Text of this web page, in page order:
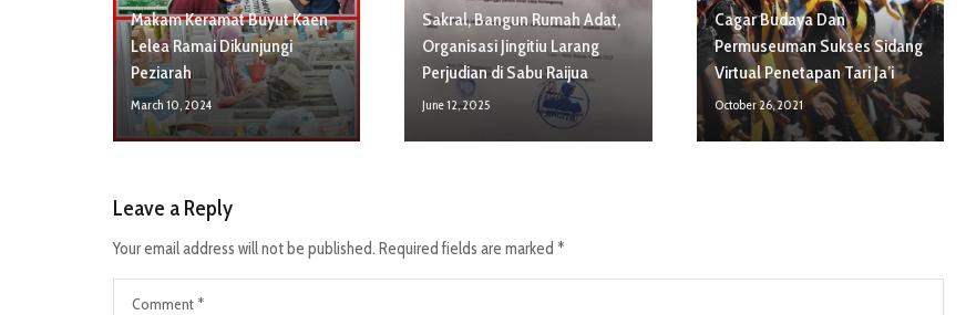
Makam Keramat Buyut Kaen
Lelea Ramai Dikunjungi
Peziarah
March 10, 2024
Sakral, Bangun Rumah Adat,
Organisasi Jingitiu Larang
Perjudian di Sabu Raijua
June 12, 2025
Cagar Budaya Dan
Permuseuman Sukses Sidang
Virtual Penetapan Tari Ja’i
October 26, 2021
Leave a Reply
Your email address will not be published. Required fields are marked *